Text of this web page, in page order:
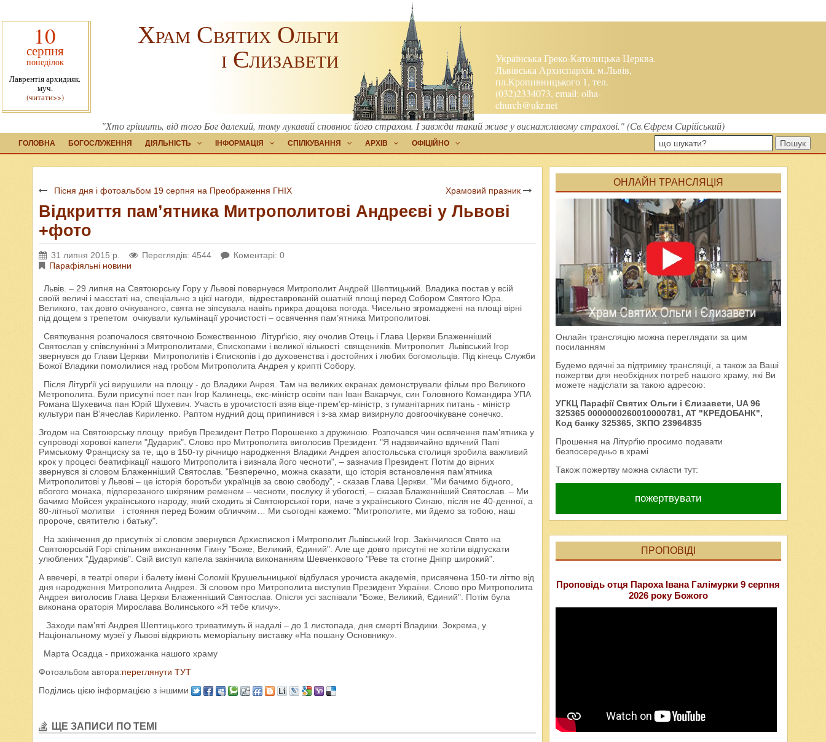
10
серпня
понеділок
Лаврентія архидияк.
муч.
(читати>>)
Українська Греко-Католицька Церква.
Львівська Архиєпархія, м.Львів,
пл.Кропивницького 1, тел.
(032)2334073, email:olha-
church@ukr.net
Храм Святих Ольги
і Єлизавети
"Хто грішить, від того Бог далекий, тому лукавий сповнює його страхом. І завжди такий живе у виснажливому страхові." (Св.Єфрем Сирійський)
ГОЛОВНА БОГОСЛУЖЕННЯ ДІЯЛЬНІСТЬ ІНФОРМАЦІЯ СПІЛКУВАННЯ АРХІВ ОФІЦІЙНО Пошук
Пісня дня і фотоальбом 19 серпня на Преображення ГНІХ Храмовий празник
Відкриття пам’ятника Митрополитові Андреєві у Львові
+фото
31 липня 2015 р. Переглядів: 4544
Коментарі: 0
Парафіяльні новини
Львів. – 29 липня на Святоюрську Гору у Львові повернувся Митрополит Андрей Шептицький. Владика постав у всій
своїй величі і маєстаті на, спеціально з цієї нагоди, відреставрованій ошатній площі перед Собором Святого Юра.
Великого, так довго очікуваного, свята не зіпсувала навіть прикра дощова погода. Чисельно згромаджені на площі вірні
під дощем з трепетом очікували кульмінації урочистості – освячення пам’ятника Митрополитові.
Святкування розпочалося святочною Божественною Літурґією, яку очолив Отець і Глава Церкви Блаженніший
Святослав у співслужінні з Митрополитами, Єпископами і великої кількості священиків. Митрополит Львівський Ігор
звернувся до Глави Церкви Митрополитів і Єпископів і до духовенства і достойних і любих богомольців. Під кінець Служби
Божої Владики помолилися над гробом Митрополита Андрея у крипті Собору.
Після Літурґії усі вирушили на площу - до Владики Анрея. Там на великих екранах демонстрували фільм про Великого
Метрополита. Були присутні поет пан Ігор Калинець, екс-міністр освіти пан Іван Вакарчук, син Головного Командира УПА
Романа Шухевича пан Юрій Шухевич. Участь в урочистості взяв віце-прем’єр-міністр, з гуманітарних питань - міністр
культури пан В’ячеслав Кириленко. Раптом нудний дощ припинився і з-за хмар визирнуло довгоочікуване сонечко.
Згодом на Святоюрську площу прибув Президент Петро Порошенко з дружиною. Розпочався чин освячення пам’ятника у
супроводі хорової капели "Дударик". Слово про Митрополита виголосив Президент. "Я надзвичайно вдячний Папі
Римському Франциску за те, що в 150-ту річницю народження Владики Андрея апостольська столиця зробила важливий
крок у процесі беатифікації нашого Митрополита і визнала його чесноти", – зазначив Президент. Потім до вірних
звернувся зі словом Блаженніший Святослав. "Безперечно, можна сказати, що історія встановлення пам’ятника
Митрополитові у Львові – це історія боротьби українців за свою свободу", - сказав Глава Церкви. "Ми бачимо бідного,
вбогого монаха, підперезаного шкіряним ременем – чесноти, послуху й убогості, – сказав Блаженніший Святослав. – Ми
бачимо Мойсея українського народу, який сходить зі Святоюрської гори, наче з українського Синаю, після не 40-денної, а
80-літньої молитви і стояння перед Божим обличчям… Ми сьогодні кажемо: "Митрополите, ми йдемо за тобою, наш
пророче, святителю і батьку".
На закінчення до присутніх зі словом звернувся Архиєпископ і Митрополит Львівський Ігор. Закінчилося Свято на
Святоюрській Горі спільним виконанням Гімну "Боже, Великий, Єдиний". Але ще довго присутні не хотіли відпускати
улюблених "Дудариків". Свій виступ капела закінчила виконанням Шевченкового "Реве та стогне Дніпр широкий".
А ввечері, в театрі опери і балету імені Соломії Крушельницької відбулася урочиста академія, присвячена 150-ти літтю від
дня народження Митрополита Андрея. Зі словом про Митрополита виступив Президент України. Слово про Митрополита
Андрея виголосив Глава Церкви Блаженніший Святослав. Опісля усі заспівали "Боже, Великий, Єдиний". Потім була
виконана ораторія Мирослава Волинського «Я тебе кличу».
Заходи пам’яті Андрея Шептицького триватимуть й надалі – до 1 листопада, дня смерті Владики. Зокрема, у
Національному музеї у Львові відкриють меморіальну виставку «На пошану Основнику».
Марта Осадца - прихожанка нашого храму
Фотоальбом автора:переглянути ТУТ
Поділись цією інформацією з іншими
ЩЕ ЗАПИСИ ПО ТЕМІ
ОНЛАЙН ТРАНСЛЯЦІЯ
Онлайн трансляцію можна переглядати за цим
посиланням
Будемо вдячні за підтримку трансляції, а також за Ваші
пожертви для необхідних потреб нашого храму, які Ви
можете надіслати за такою адресою:
УГКЦ Парафії Святих Ольги і Єлизавети, UA 96
325365 0000000260010000781, AT "КРЕДОБАНК",
Код банку 325365, ЗКПО 23964835
Прошення на Літурґію просимо подавати
безпосередньо в храмі
Також пожертву можна скласти тут:
пожертвувати
ПРОПОВІДІ
Проповідь отця Пароха Івана Галімурки 9 серпня
2026 року Божого